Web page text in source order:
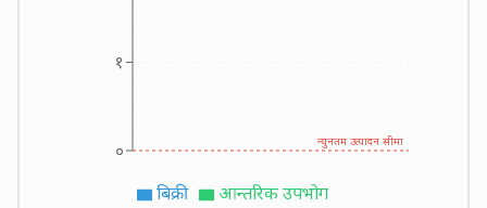
०
१
न्युनतम उत्पादन सीमा
बिक्री आन्तरिक उपभोग